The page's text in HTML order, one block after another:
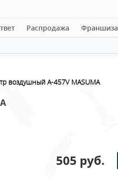
Распродажа Франшиза
воздушный A-457V MASUMA
505 руб.